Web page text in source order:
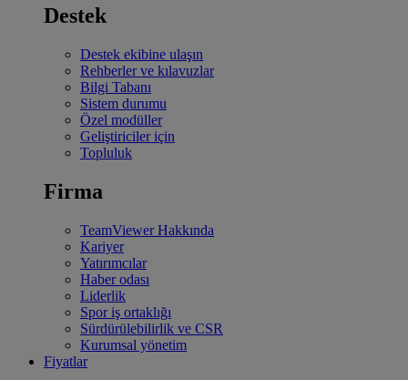
Destek
Destek ekibine ulaşın
Rehberler ve kılavuzlar
Bilgi Tabanı
Sistem durumu
Özel modüller
Geliştiriciler için
Topluluk
Firma
TeamViewer Hakkında
Kariyer
Yatırımcılar
Haber odası
Liderlik
Spor iş ortaklığı
Sürdürülebilirlik ve CSR
Kurumsal yönetim
Fiyatlar